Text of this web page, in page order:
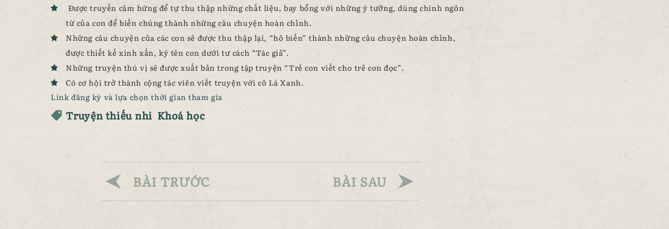
Được truyền cảm hứng để tự thu thập những chất liệu, bay bổng với những ý tưởng, dùng chính ngôn
từ của con để biến chúng thành những câu chuyện hoàn chỉnh.
Những câu chuyện của các con sẽ được thu thập lại, “hô biến” thành những câu chuyện hoàn chỉnh,
được thiết kế xinh xắn, ký tên con dưới tư cách “Tác giả”.
Những truyện thú vị sẽ được xuất bản trong tập truyện “Trẻ con viết cho trẻ con đọc”.
Có cơ hội trở thành cộng tác viên viết truyện với cô Lá Xanh.
Link đăng ký và lựa chọn thời gian tham gia
Truyện thiếu nhi Khoá học
BÀI TRƯỚC BÀI SAU